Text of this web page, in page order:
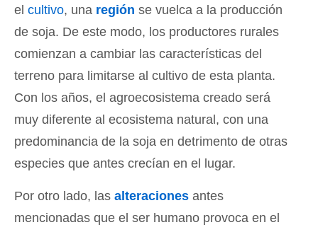
el cultivo, una región se vuelca a la producción
de soja. De este modo, los productores rurales
comienzan a cambiar las características del
terreno para limitarse al cultivo de esta planta.
Con los años, el agroecosistema creado será
muy diferente al ecosistema natural, con una
predominancia de la soja en detrimento de otras
especies que antes crecían en el lugar.
Por otro lado, las alteraciones antes
mencionadas que el ser humano provoca en el